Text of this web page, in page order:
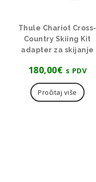
Thule Chariot Cross-
Country Skiing Kit
adapter za skijanje
180,00€ s PDV
Pročitaj više